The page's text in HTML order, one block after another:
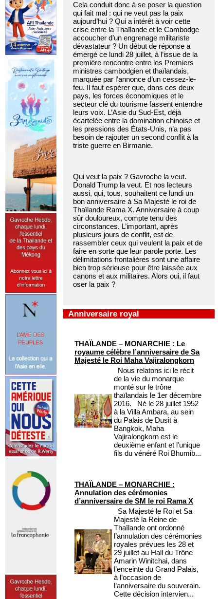
Cela conduit donc à se poser la question
qui fait mal : qui ne veut pas la paix
aujourd’hui ? Qui a intérêt à voir cette
crise entre la Thaïlande et le Cambodge
accoucher d’un engrenage militariste
dévastateur ? Un début de réponse a
émergé ce lundi 28 juillet, à l’issue de la
première rencontre entre les Premiers
ministres cambodgien et thaïlandais,
marquée par l’annonce d’un cessez-le-
feu. Il faut espérer que, dans ces deux
pays, les forces économiques et le
secteur clé du tourisme fassent entendre
leurs voix. L’Asie du Sud-Est, déjà
écartelée entre la domination chinoise et
les pressions des États-Unis, n’a pas
besoin de rajouter un second conflit à la
triste guerre en Birmanie.
Qui veut la paix ? Gavroche la veut.
Donald Trump la veut. Et nos lecteurs
aussi, qui, tous, souhaitent ce lundi un
bon anniversaire à Sa Majesté le roi de
Thaïlande Rama X. Anniversaire à coup
sûr douloureux, compte tenu des
circonstances. L’important, après
plusieurs jours de conflit, est de
rassembler ceux qui veulent la paix et de
faire en sorte que leur parole porte. Les
délimitations frontalières sont une affaire
bien trop sérieuse pour être laissée aux
canons et aux militaires. Alors oui, il faut
oser la paix ?
Anniversaire royal
THAÏLANDE – MONARCHIE : Le
royaume célèbre l’anniversaire de Sa
Majesté le Roi Maha Vajiralongkorn
Nous relatons ici le récit
de la vie du monarque
monté sur le trône
thaïlandais le 1er décembre
2016. Né le 28 juillet 1952
à la Villa Ambara, au sein
du Palais de Dusit à
Bangkok, Maha
Vajiralongkorn est le
deuxième enfant et l'unique
fils du vénéré Roi Bhumib...
THAÏLANDE – MONARCHIE :
Annulation des cérémonies
d’anniversaire de SM le roi Rama X
Sa Majesté le Roi et Sa
Majesté la Reine de
Thaïlande ont ordonné
l’annulation des cérémonies
royales prévues les 28 et
29 juillet au Hall du Trône
Amarin Winitchai, dans
l’enceinte du Grand Palais,
à l’occasion de
l’anniversaire du souverain.
Cette décision intervien...